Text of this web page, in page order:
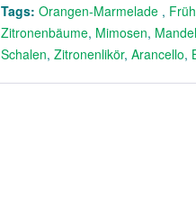
Tags: Orangen-Marmelade ,
Zitronenbäume, Mimosen,
Schalen,Zitronenlikör,Arancello,